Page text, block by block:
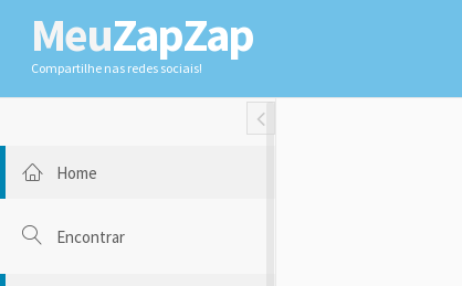
MeuZapZap
Compartilhe nas redes sociais!
Toggle Fullwidth
Home
Encontrar